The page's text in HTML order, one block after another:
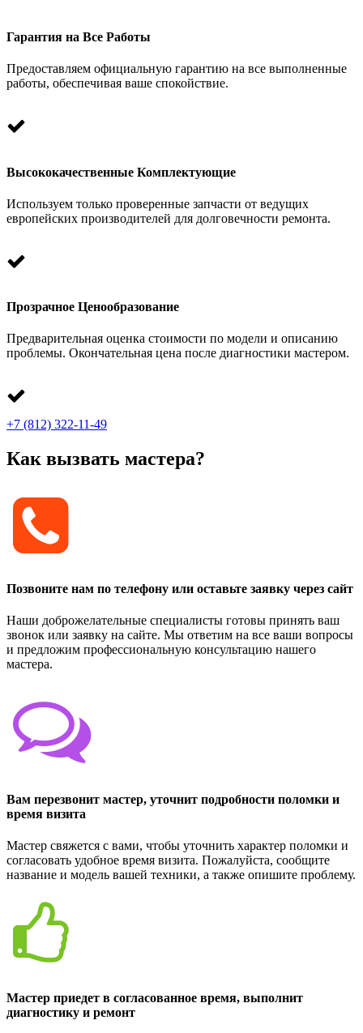
Гарантия на Все Работы
Предоставляем официальную гарантию на все выполненные
работы, обеспечивая ваше спокойствие.
Высококачественные Комплектующие
Используем только проверенные запчасти от ведущих
европейских производителей для долговечности ремонта.
Прозрачное Ценообразование
Предварительная оценка стоимости по модели и описанию
проблемы. Окончательная цена после диагностики мастером.
+7 (812) 322-11-49
Как вызвать мастера?
Позвоните нам по телефону или оставьте заявку через сайт
Наши доброжелательные специалисты готовы принять ваш
звонок или заявку на сайте. Мы ответим на все ваши вопросы
и предложим профессиональную консультацию нашего
мастера.
Вам перезвонит мастер, уточнит подробности поломки и
время визита
Мастер свяжется с вами, чтобы уточнить характер поломки и
согласовать удобное время визита. Пожалуйста, сообщите
название и модель вашей техники, а также опишите проблему.
Мастер приедет в согласованное время, выполнит
диагностику и ремонт